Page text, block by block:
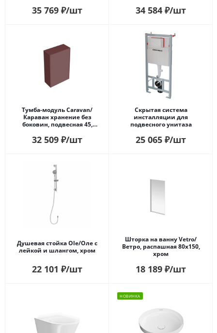
35 769 ₽/шт 34 584 ₽/шт
Тумба-модуль Caravan/
Караван хранение без
боковин, подвесная 45,
марокканский гранатовый
32 509 ₽/шт
Скрытая система
инсталляции для
подвесного унитаза
25 065 ₽/шт
Душевая стойка Ole/Оле c
лейкой и шлангом, хром
22 101 ₽/шт
Шторка на ванну Vetro/
Ветро, распашная 80х150,
хром
18 189 ₽/шт
НОВИНКА